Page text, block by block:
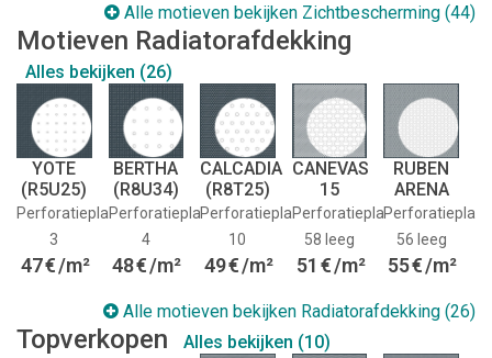
Alle motieven bekijken Zichtbescherming (44)
Motieven Radiatorafdekking
Alles bekijken (26)
YOTE
(R5U25)
Perforatieplaat:
3
47€/m²
BERTHA
(R8U34)
Perforatieplaat:
4
48€/m²
CALCADIA
(R8T25)
Perforatieplaat:
10
49€/m²
CANEVAS
15
Perforatieplaat:
58 leeg
51 €/m²
RUBEN
ARENA
56 leeg
55€/m²
Alle motieven bekijken Radiatorafdekking (26)
Topverkopen Alles bekijken (10)